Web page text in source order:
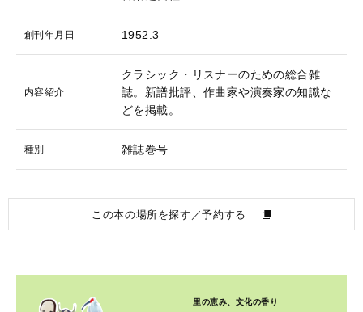
創刊年月日 1952.3
内容紹介
クラシック・リスナーのための総合雑
誌。新譜批評、作曲家や演奏家の知識な
どを掲載。
種別 雑誌巻号
この本の場所を探す／予約する
里の恵み、文化の香り